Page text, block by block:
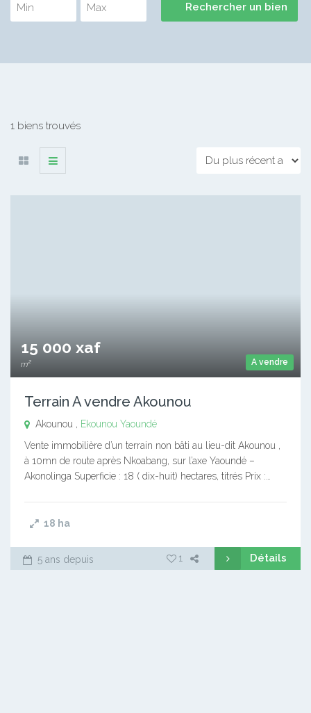
1 biens trouvés
A vendre
15 000 xaf
m²
Terrain A vendre Akounou
Akounou , Ekounou Yaoundé
Vente immobilière d’un terrain non bâti au lieu-dit Akounou ,
à 10mn de route après Nkoabang, sur l’axe Yaoundé –
Akonolinga Superficie : 18 ( dix-huit) hectares, titrés Prix :…
18 ha
5 ans depuis 1 Détails